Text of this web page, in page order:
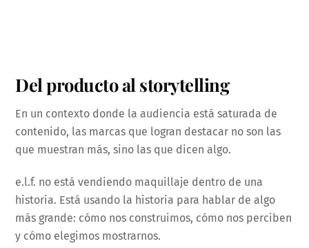
Del producto al storytelling
En un contexto donde la audiencia está saturada de
contenido, las marcas que logran destacar no son las
que muestran más, sino las que dicen algo.
e.l.f. no está vendiendo maquillaje dentro de una
historia. Está usando la historia para hablar de algo
más grande: cómo nos construimos, cómo nos perciben
y cómo elegimos mostrarnos.